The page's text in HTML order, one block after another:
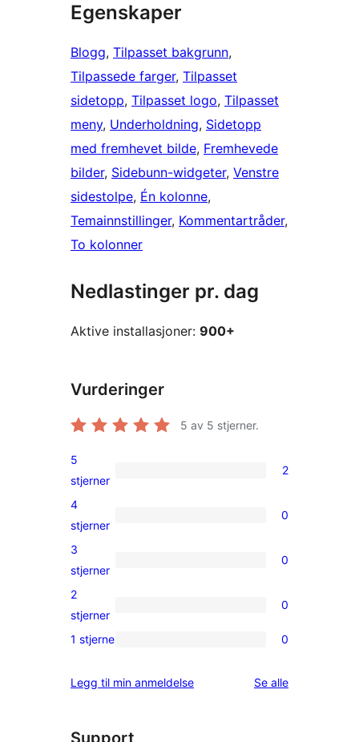
Egenskaper
Blogg, Tilpasset bakgrunn
Tilpassede farger, Tilpasset
sidetopp, Tilpasset logo, Tilpasset
meny, Underholdning, Sidetopp
med fremhevet bilde, Fremhevede
bilder, Sidebunn-widgeter, Venstre
sidestolpe, Én kolonne
Temainnstillinger, Kommentartråder
To kolonner
Nedlastinger pr. dag
Aktive installasjoner: 900+
Vurderinger
5 av 5 stjerner.
2
5-
star
5
stjerner
2
0
4-
star
4
stjerner
0
0
3-
star
3
stjerner
0
0
2-
reviews
2
stjerner
0
0
star
1 stjerne 0
Legg til min anmeldelse Se alleomtalene
Support